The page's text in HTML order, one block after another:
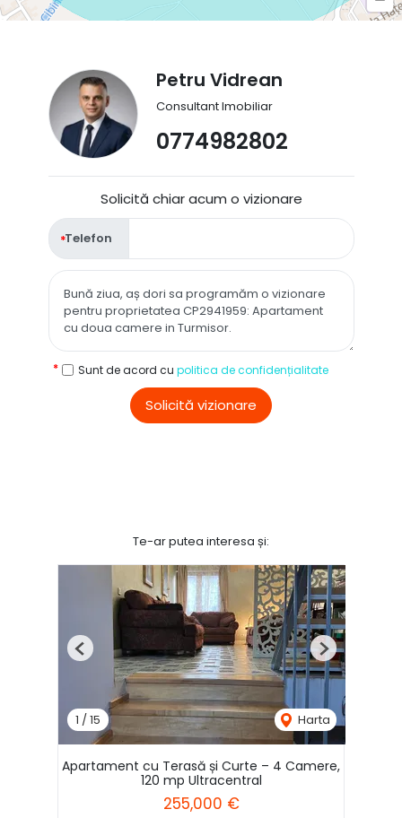
Petru Vidrean
Consultant Imobiliar
0774982802
Solicită chiar acum o vizionare
Telefon
Sunt de acord cu politica de confidențialitate
Solicită vizionare
Te-ar putea interesa și:
1 / 15 Harta
Previous Next
Apartament cu Terasă și Curte – 4 Camere,
120 mp Ultracentral
255,000 €